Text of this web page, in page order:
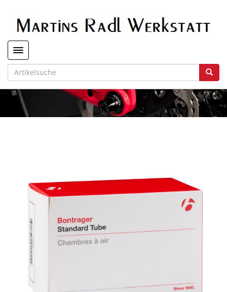
Toggle navigation